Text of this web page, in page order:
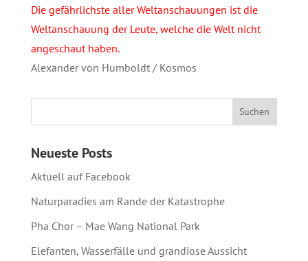
Die gefährlichste aller Weltanschauungen ist die
Weltanschauung der Leute, welche die Welt nicht
angeschaut haben.
Alexander von Humboldt / Kosmos
Neueste Posts
Aktuell auf Facebook
Naturparadies am Rande der Katastrophe
Pha Chor – Mae Wang National Park
Elefanten, Wasserfälle und grandiose Aussicht